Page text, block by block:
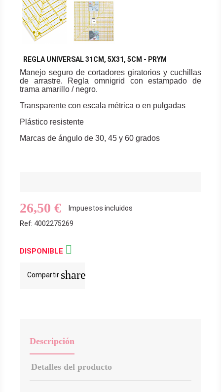
REGLA UNIVERSAL 31CM, 5X31, 5CM - PRYM
Manejo seguro de cortadores giratorios y cuchillas
de arrastre. Regla omnigrid con estampado de
trama amarillo / negro.
Transparente con escala métrica o en pulgadas
Plástico resistente
Marcas de ángulo de 30, 45 y 60 grados
26,50 €
Impuestos incluidos
Ref: 4002275269
DISPONIBLE 
Compartir share
Descripción
Detalles del producto